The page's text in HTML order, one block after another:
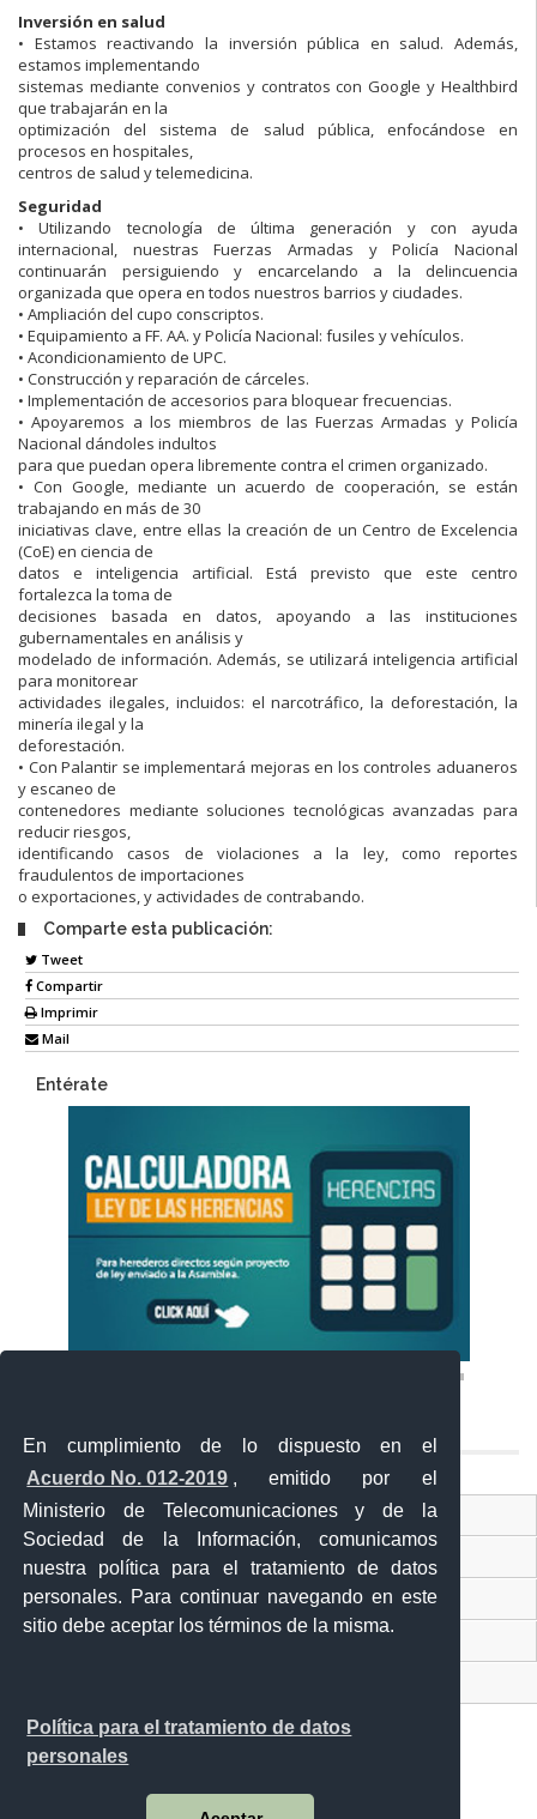
En cumplimiento de lo dispuesto en el
Acuerdo No. 012-2019 , emitido por el
Ministerio de Telecomunicaciones y de la
Sociedad de la Información, comunicamos
nuestra política para el tratamiento de datos
personales. Para continuar navegando en este
sitio debe aceptar los términos de la misma.
Política para el tratamiento de datos
personales
Inversión en salud
• Estamos reactivando la inversión pública en salud. Además,
estamos implementando
sistemas mediante convenios y contratos con Google y Healthbird
que trabajarán en la
optimización del sistema de salud pública, enfocándose en
procesos en hospitales,
centros de salud y telemedicina.
Seguridad
• Utilizando tecnología de última generación y con ayuda
internacional, nuestras Fuerzas Armadas y Policía Nacional
continuarán persiguiendo y encarcelando a la delincuencia
organizada que opera en todos nuestros barrios y ciudades.
• Ampliación del cupo conscriptos.
• Equipamiento a FF. AA. y Policía Nacional: fusiles y vehículos.
• Acondicionamiento de UPC.
• Construcción y reparación de cárceles.
• Implementación de accesorios para bloquear frecuencias.
• Apoyaremos a los miembros de las Fuerzas Armadas y Policía
Nacional dándoles indultos
para que puedan opera libremente contra el crimen organizado.
• Con Google, mediante un acuerdo de cooperación, se están
trabajando en más de 30
iniciativas clave, entre ellas la creación de un Centro de Excelencia
(CoE) en ciencia de
datos e inteligencia artificial. Está previsto que este centro
fortalezca la toma de
decisiones basada en datos, apoyando a las instituciones
gubernamentales en análisis y
modelado de información. Además, se utilizará inteligencia artificial
para monitorear
actividades ilegales, incluidos: el narcotráfico, la deforestación, la
minería ilegal y la
deforestación.
• Con Palantir se implementará mejoras en los controles aduaneros
y escaneo de
contenedores mediante soluciones tecnológicas avanzadas para
reducir riesgos,
identificando casos de violaciones a la ley, como reportes
fraudulentos de importaciones
o exportaciones, y actividades de contrabando.
Comparte esta publicación:
Tweet
Compartir
Imprimir
Mail
Entérate
Ventanilla Única Virtual
Ventanilla Única de Comercio Exterior
Gobierno Abierto
Malecón y Aguirre